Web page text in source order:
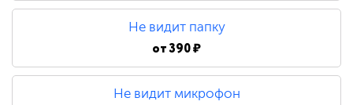
Не видит папку
от390 ₽
Не видит микрофон